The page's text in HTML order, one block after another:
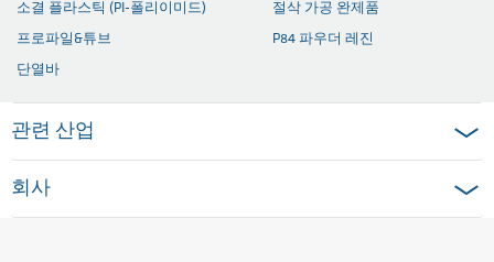
소결 플라스틱 (PI-폴리이미드)
프로파일&튜브
절삭 가공 완제품
P84 파우더 레진
단열바
관련 산업
회사